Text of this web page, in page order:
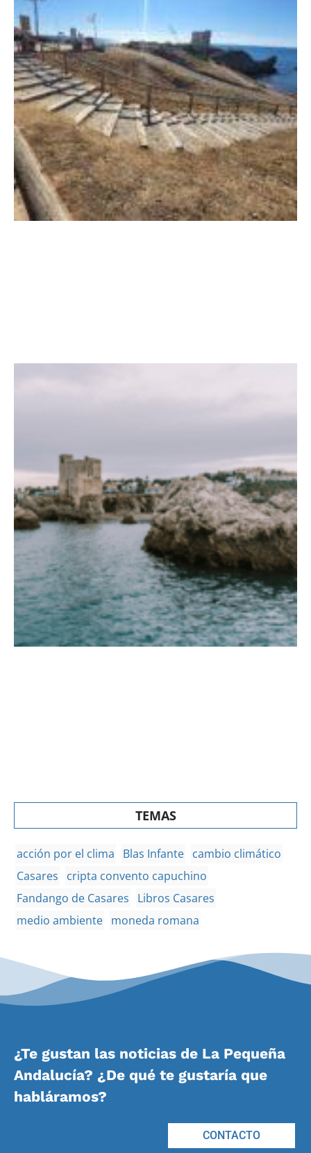
TEMAS
acción por el clima Blas Infante cambio climático
Casares
cripta convento capuchino
Fandango de Casares
Libros Casares
medio ambiente moneda romana
¿Te gustan las noticias de La Pequeña
Andalucía? ¿De qué te gustaría que
habláramos?
CONTACTO